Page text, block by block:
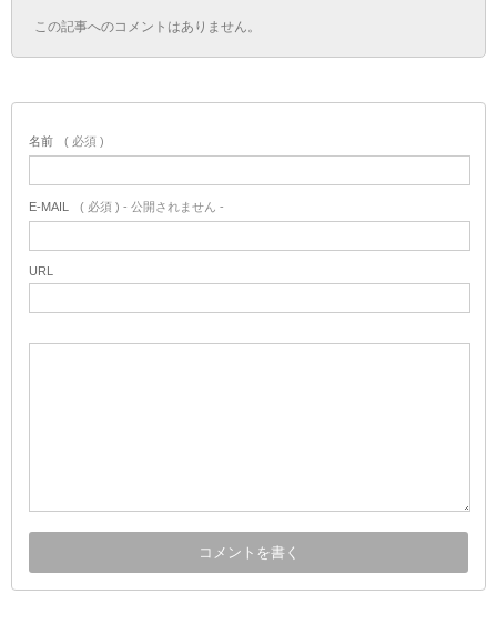
この記事へのコメントはありません。
名前 ( 必須 )
E-MAIL ( 必須 ) - 公開されません -
URL